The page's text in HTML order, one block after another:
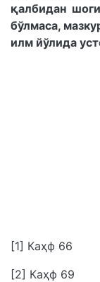
қалбидан
бўлмаса,
илм йўлида
[1] Каҳф 66
[2] Каҳф 69